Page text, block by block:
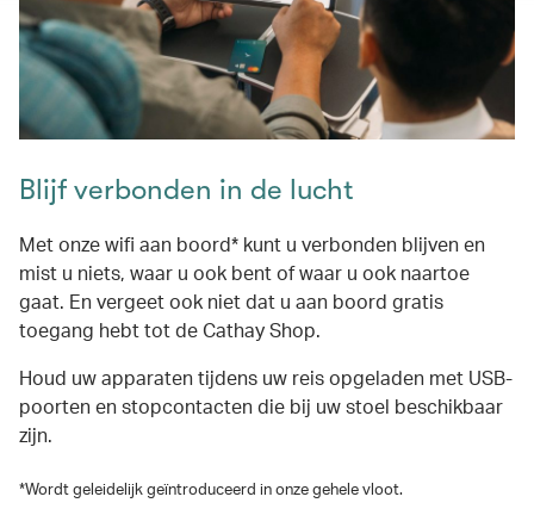
Blijf verbonden in de lucht
Met onze wifi aan boord* kunt u verbonden blijven en
mist u niets, waar u ook bent of waar u ook naartoe
gaat. En vergeet ook niet dat u aan boord gratis
toegang hebt tot de Cathay Shop.
Houd uw apparaten tijdens uw reis opgeladen met USB-
poorten en stopcontacten die bij uw stoel beschikbaar
zijn.
*Wordt geleidelijk geïntroduceerd in onze gehele vloot.